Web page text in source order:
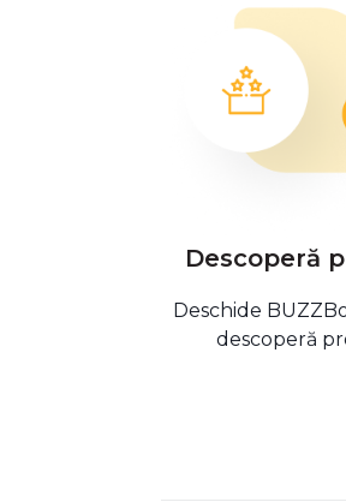
Descoperă
Deschide
descoperă